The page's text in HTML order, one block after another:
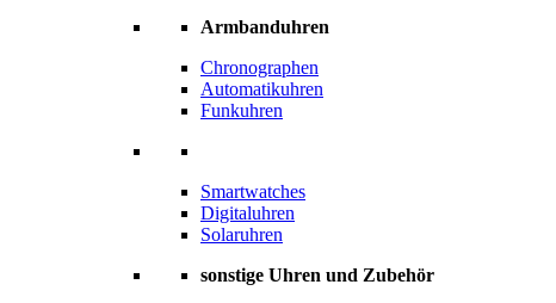
Armbanduhren
Chronographen
Automatikuhren
Funkuhren
Smartwatches
Digitaluhren
Solaruhren
sonstige Uhren und Zubehör